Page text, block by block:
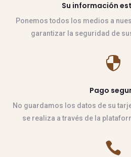
Su información
Ponemos todos los medios a
garantizar la seguridad de

Pago
No guardamos los datos de su
se realiza a través de la
